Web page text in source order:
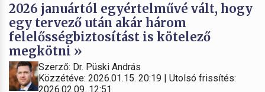
2026 januártól egyértelművé vált, hogy
egy tervező után akár három
felelősségbiztosítást is kötelező
megkötni »
Szerző: Dr. Püski András
Közzétéve: 2026.01.15. 20:19 | Utolsó frissítés:
2026.02.09. 12:51